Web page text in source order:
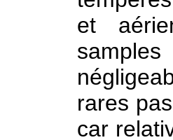
et
rares
car